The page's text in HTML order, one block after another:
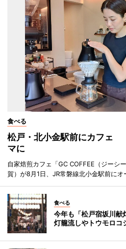
食べる
松戸・北小金駅前にカフェ
マに
自家焙煎カフェ「GC COFFEE（ジーシ
賀）が8月1日、JR常磐線北小金駅前にオ
食べる
今年も「松戸宿坂川
灯籠流しやトウモロコ